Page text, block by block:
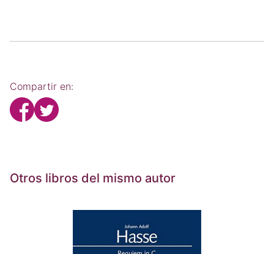
Compartir en:
Otros libros del mismo autor